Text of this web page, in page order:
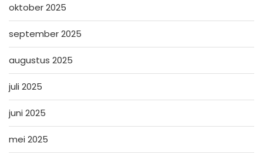
oktober 2025
september 2025
augustus 2025
juli 2025
juni 2025
mei 2025